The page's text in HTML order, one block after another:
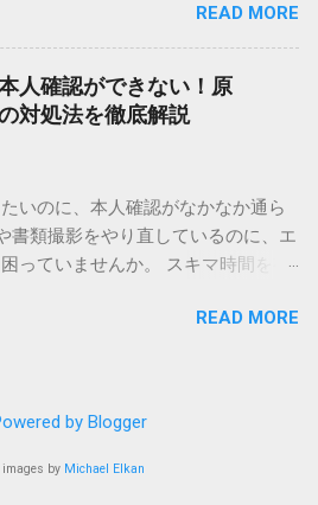
に密着した各拠点が配送をコント
の状況に合わせた柔軟な相談がし
まずは、今抱えている悩みがどの
確認していきましょう。 1. 荷物の
在の荷物がいったいどこにあるの
、お手元の番号一つで判明しま
せ番号）を準備する : 送り状（伝
る、数字の並びを確認してくださ
になります。 確認できる内容 : 集
つ必要がありません。 スマートフ
状況が表示されます。もしステー
ない」と不安を感じる方も多いは
ジネスからカジュアルな集まりま
々と立ち振る舞えるための「一本
から具体的なセリフ例まで丁寧に
？その本質と効果 一本締めは、単
業ではありません。その時間、そ
す。 一本締めがもたらすポジティ
加者全員が一斉に同じリズムを刻む
感が生まれます。 心地よい終幕
きりと解散することができます。
」の違い 一般的に「パン！パン！
すが、一部の地域や習慣ではこれ
READ MORE
人確認ができない！原
対処法を徹底解説
いのに、本人確認がなかなか通ら
書類撮影をやり直しているのに、エ
っていませんか。 スキマ時間を有
ールです。しかし、その最初の壁
になってしまいます。 実は、タイ
原因の多くは、非常にシンプル
るだけで解決できるものばかりで
READ MORE
by Blogger
images by Michael Elkan